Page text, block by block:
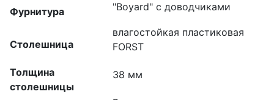
Фурнитура "Boyard" с доводчиками
Столешница
влагостойкая пластиковая
FORST
Толщина
столешницы
38 мм